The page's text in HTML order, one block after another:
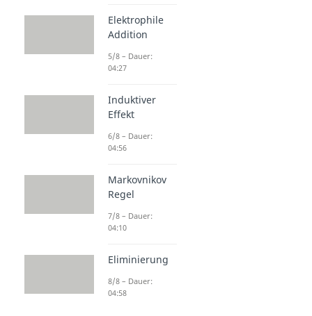
Elektrophile
Addition
5/8 – Dauer:
04:27
Induktiver
Effekt
6/8 – Dauer:
04:56
Markovnikov
Regel
7/8 – Dauer:
04:10
Eliminierung
8/8 – Dauer:
04:58